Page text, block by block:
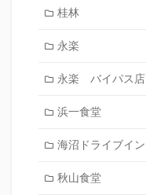
桂林
永楽
永楽 バイパス店
浜一食堂
海沼ドライブイン
秋山食堂